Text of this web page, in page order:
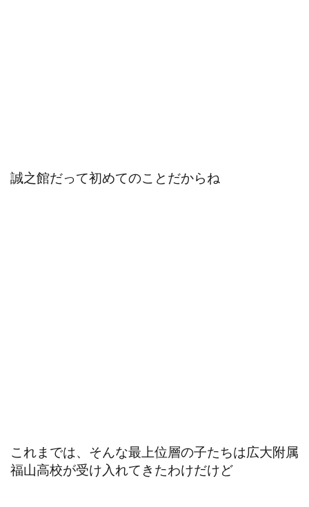
誠之館だって初めてのことだからね
これまでは、そんな最上位層の子たちは広大附属
福山高校が受け入れてきたわけだけど